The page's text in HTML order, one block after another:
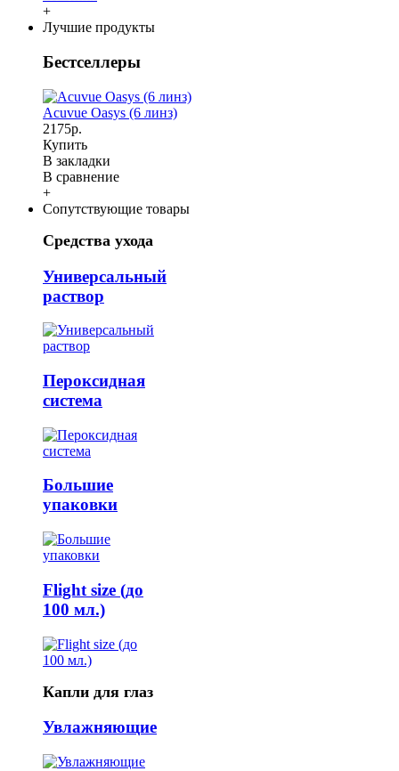
+
Лучшие продукты
Бестселлеры
Acuvue Oasys (6 линз)
2175р.
Купить
В закладки
В сравнение
+
Сопутствующие товары
Средства ухода
Универсальный
раствор
Пероксидная
система
Большие
упаковки
Flight size (до
100 мл.)
Капли для глаз
Увлажняющие